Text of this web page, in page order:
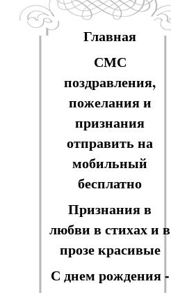
Главная
СМС
поздравления,
пожелания и
признания
отправить на
мобильный
бесплатно
Признания в
любви в стихах и в
прозе красивые
С днем рождения -